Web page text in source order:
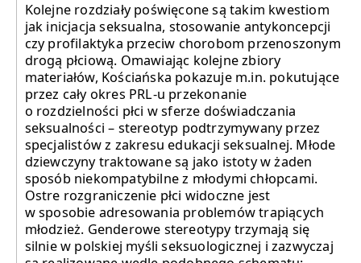
Kolejne rozdziały poświęcone są takim kwestiom
jak inicjacja seksualna, stosowanie antykoncepcji
czy profilaktyka przeciw chorobom przenoszonym
drogą płciową. Omawiając kolejne zbiory
materiałów, Kościańska pokazuje m.in. pokutujące
przez cały okres PRL-u przekonanie
o rozdzielności płci w sferze doświadczania
seksualności – stereotyp podtrzymywany przez
specjalistów z zakresu edukacji seksualnej. Młode
dziewczyny traktowane są jako istoty w żaden
sposób niekompatybilne z młodymi chłopcami.
Ostre rozgraniczenie płci widoczne jest
w sposobie adresowania problemów trapiących
młodzież. Genderowe stereotypy trzymają się
silnie w polskiej myśli seksuologicznej i zazwyczaj